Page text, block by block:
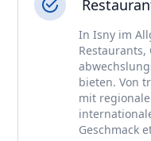
In Isny im
Restaurants,
bieten. Von
mit
Geschmack